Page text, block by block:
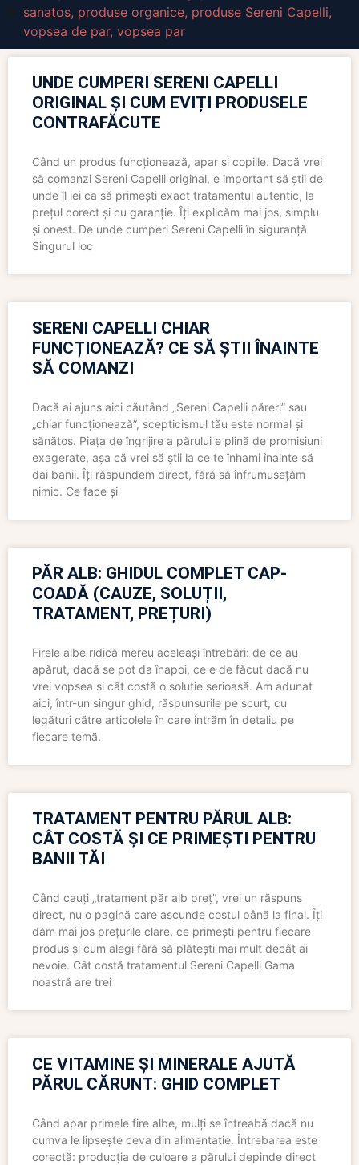
sanatos, produse organice, produse Sereni Capelli,
vopsea de par, vopsea par
UNDE CUMPERI SERENI CAPELLI
ORIGINAL ȘI CUM EVIȚI PRODUSELE
CONTRAFĂCUTE
Când un produs funcționează, apar și copiile. Dacă vrei
să comanzi Sereni Capelli original, e important să știi de
unde îl iei ca să primești exact tratamentul autentic, la
prețul corect și cu garanție. Îți explicăm mai jos, simplu
și onest. De unde cumperi Sereni Capelli în siguranță
Singurul loc
SERENI CAPELLI CHIAR
FUNCȚIONEAZĂ? CE SĂ ȘTII ÎNAINTE
SĂ COMANZI
Dacă ai ajuns aici căutând „Sereni Capelli păreri” sau
„chiar funcționează”, scepticismul tău este normal și
sănătos. Piața de îngrijire a părului e plină de promisiuni
exagerate, așa că vrei să știi la ce te înhami înainte să
dai banii. Îți răspundem direct, fără să înfrumusețăm
nimic. Ce face și
PĂR ALB: GHIDUL COMPLET CAP-
COADĂ (CAUZE, SOLUȚII,
TRATAMENT, PREȚURI)
Firele albe ridică mereu aceleași întrebări: de ce au
apărut, dacă se pot da înapoi, ce e de făcut dacă nu
vrei vopsea și cât costă o soluție serioasă. Am adunat
aici, într-un singur ghid, răspunsurile pe scurt, cu
legături către articolele în care intrăm în detaliu pe
fiecare temă.
TRATAMENT PENTRU PĂRUL ALB:
CÂT COSTĂ ȘI CE PRIMEȘTI PENTRU
BANII TĂI
Când cauți „tratament păr alb preț”, vrei un răspuns
direct, nu o pagină care ascunde costul până la final. Îți
dăm mai jos prețurile clare, ce primești pentru fiecare
produs și cum alegi fără să plătești mai mult decât ai
nevoie. Cât costă tratamentul Sereni Capelli Gama
noastră are trei
CE VITAMINE ȘI MINERALE AJUTĂ
PĂRUL CĂRUNT: GHID COMPLET
Când apar primele fire albe, mulți se întreabă dacă nu
cumva le lipsește ceva din alimentație. Întrebarea este
corectă: producția de culoare a părului depinde direct